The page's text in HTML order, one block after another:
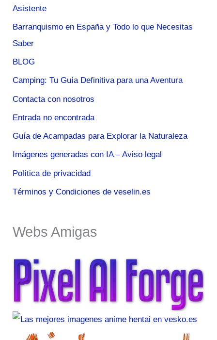
Asistente
Barranquismo en España y Todo lo que Necesitas
Saber
BLOG
Camping: Tu Guía Definitiva para una Aventura
Contacta con nosotros
Entrada no encontrada
Guía de Acampadas para Explorar la Naturaleza
Imágenes generadas con IA – Aviso legal
Política de privacidad
Términos y Condiciones de veselin.es
Webs Amigas